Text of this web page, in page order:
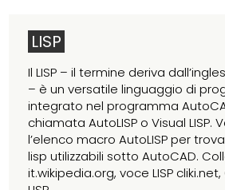
LISP
Il LISP – il termine deriva
– è un versatile linguaggio di
integrato nel programma
chiamata AutoLISP o Visual LISP.
l’elenco macro AutoLISP per
lisp utilizzabili sotto AutoCAD.
it.wikipedia.org, voce LISP